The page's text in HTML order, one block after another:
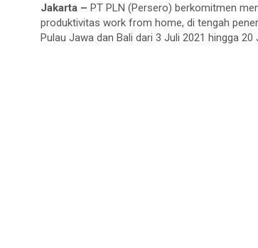
Jakarta – PT PLN (Persero) berkomitmen
produktivitas work from home, di tengah
Pulau Jawa dan Bali dari 3 Juli 2021 hingga 20